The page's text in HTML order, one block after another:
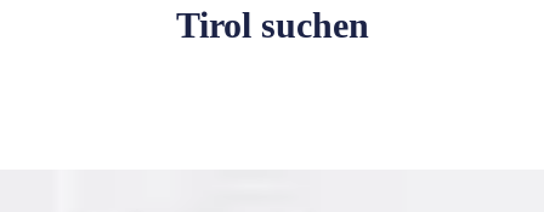
Tirol suchen